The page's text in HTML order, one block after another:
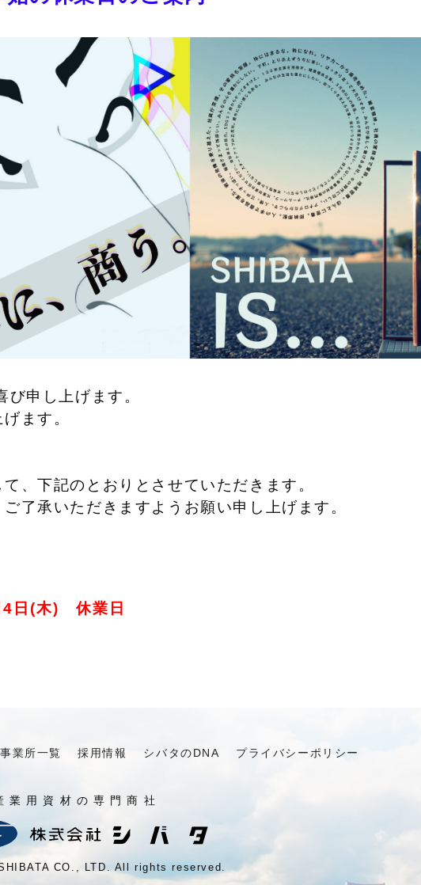
申し上げます。
ます。
、下記のとおりとさせていただきます。
了承いただきますようお願い申し上げます。
4日(木) 休業日
事業所一覧 採用情報 シバタのDNA プライバシーポリシー
業 用 資 材 の 専 門 商 社
CO., LTD. All rights reserved.